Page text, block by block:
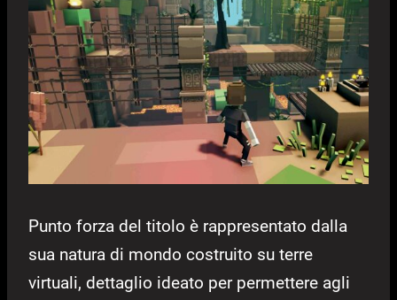
Punto forza del titolo è rappresentato dalla
sua natura di mondo costruito su terre
virtuali, dettaglio ideato per permettere agli